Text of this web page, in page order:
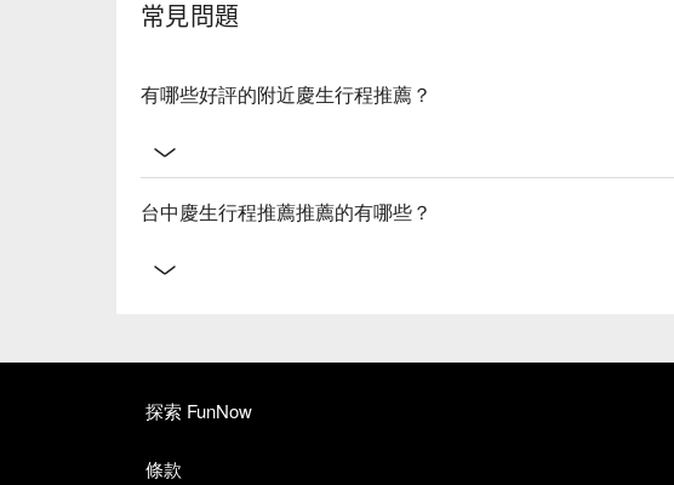
常見問題
有哪些好評的附近慶生行程推薦？
台中慶生行程推薦推薦的有哪些？
探索 FunNow
條款